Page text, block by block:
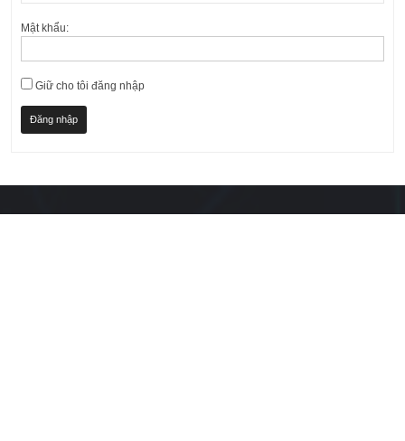
Mật khẩu:
Giữ cho tôi đăng nhập
Đăng nhập